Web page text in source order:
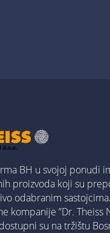
BH u svojoj ponudi
proizvoda koji su
odabranim
kompanije ”Dr. Theiss
su na tržištu